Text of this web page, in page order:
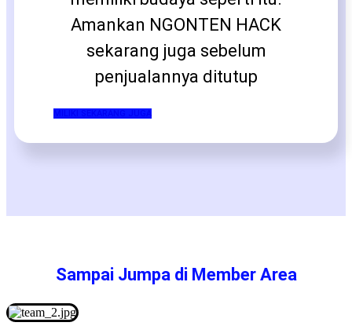
Amankan NGONTEN HACK
sekarang juga sebelum
penjualannya ditutup
Sampai Jumpa di Member Area